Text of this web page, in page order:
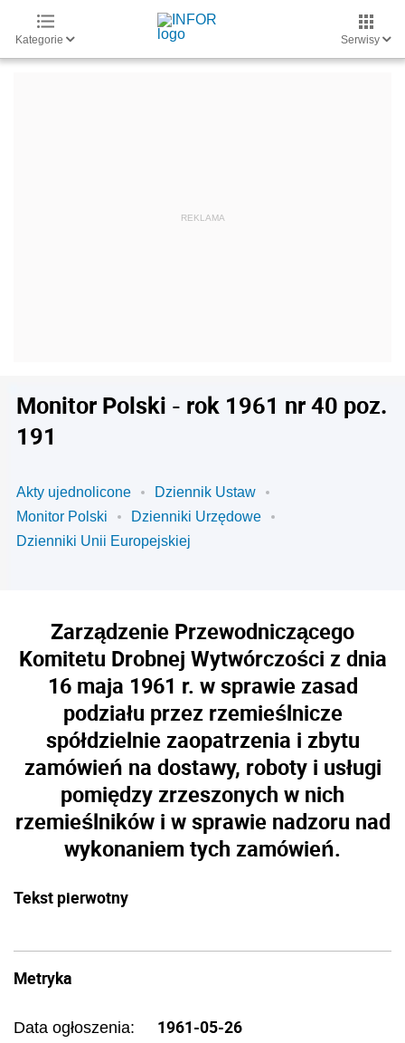
Kategorie Serwisy
Monitor Polski - rok 1961 nr 40 poz.
191
Akty ujednolicone
Dziennik Ustaw
Monitor Polski
Dzienniki Urzędowe
Dzienniki Unii Europejskiej
Zarządzenie Przewodniczącego
Komitetu Drobnej Wytwórczości z dnia
16 maja 1961 r. w sprawie zasad
podziału przez rzemieślnicze
spółdzielnie zaopatrzenia i zbytu
zamówień na dostawy, roboty i usługi
pomiędzy zrzeszonych w nich
rzemieślników i w sprawie nadzoru nad
wykonaniem tych zamówień.
Tekst pierwotny
Metryka
Data ogłoszenia: 1961-05-26